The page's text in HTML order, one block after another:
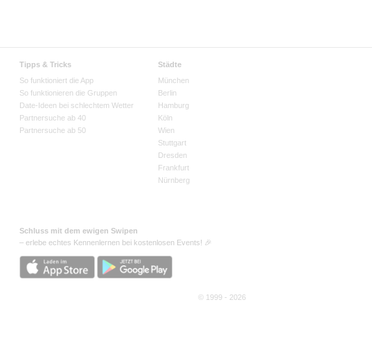
Tipps & Tricks
So funktioniert die App
So funktionieren die Gruppen
Date-Ideen bei schlechtem Wetter
Partnersuche ab 40
Partnersuche ab 50
Städte
München
Berlin
Hamburg
Köln
Wien
Stuttgart
Dresden
Frankfurt
Nürnberg
Schluss mit dem ewigen Swipen
– erlebe echtes Kennenlernen bei kostenlosen Events! 🎉
© 1999 - 2026